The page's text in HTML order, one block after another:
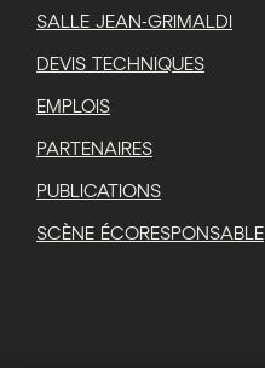
SALLE JEAN-GRIMALDI
DEVIS TECHNIQUES
EMPLOIS
PARTENAIRES
PUBLICATIONS
SCÈNE ÉCORESPONSABLE